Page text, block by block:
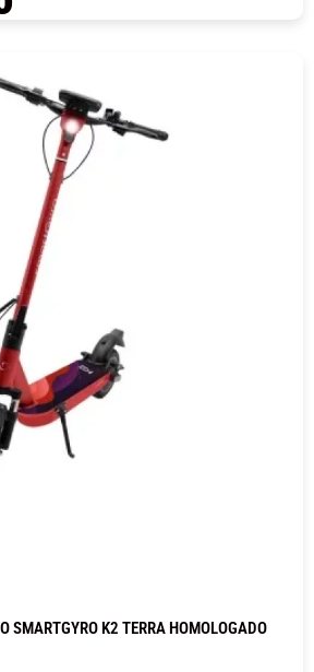
SMARTGYRO K2 TERRA HOMOLOGADO